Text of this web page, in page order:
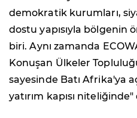
demokratik kurumları,
dostu yapısıyla bölgenin
biri. Aynı zamanda
Konuşan Ülkeler
sayesinde Batı Afrika'ya
yatırım kapısı